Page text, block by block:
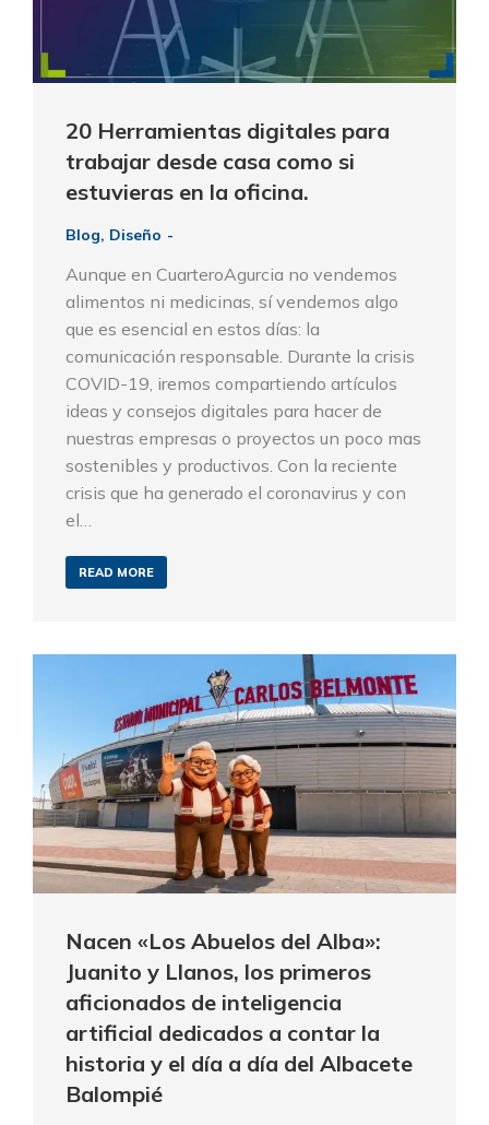
20 Herramientas digitales para
trabajar desde casa como si
estuvieras en la oficina.
Blog, Diseño
Aunque en CuarteroAgurcia no vendemos
alimentos ni medicinas, sí vendemos algo
que es esencial en estos días: la
comunicación responsable. Durante la crisis
COVID-19, iremos compartiendo artículos
ideas y consejos digitales para hacer de
nuestras empresas o proyectos un poco mas
sostenibles y productivos. Con la reciente
crisis que ha generado el coronavirus y con
el…
READ MORE
Nacen «Los Abuelos del Alba»:
Juanito y Llanos, los primeros
aficionados de inteligencia
artificial dedicados a contar la
historia y el día a día del Albacete
Balompié